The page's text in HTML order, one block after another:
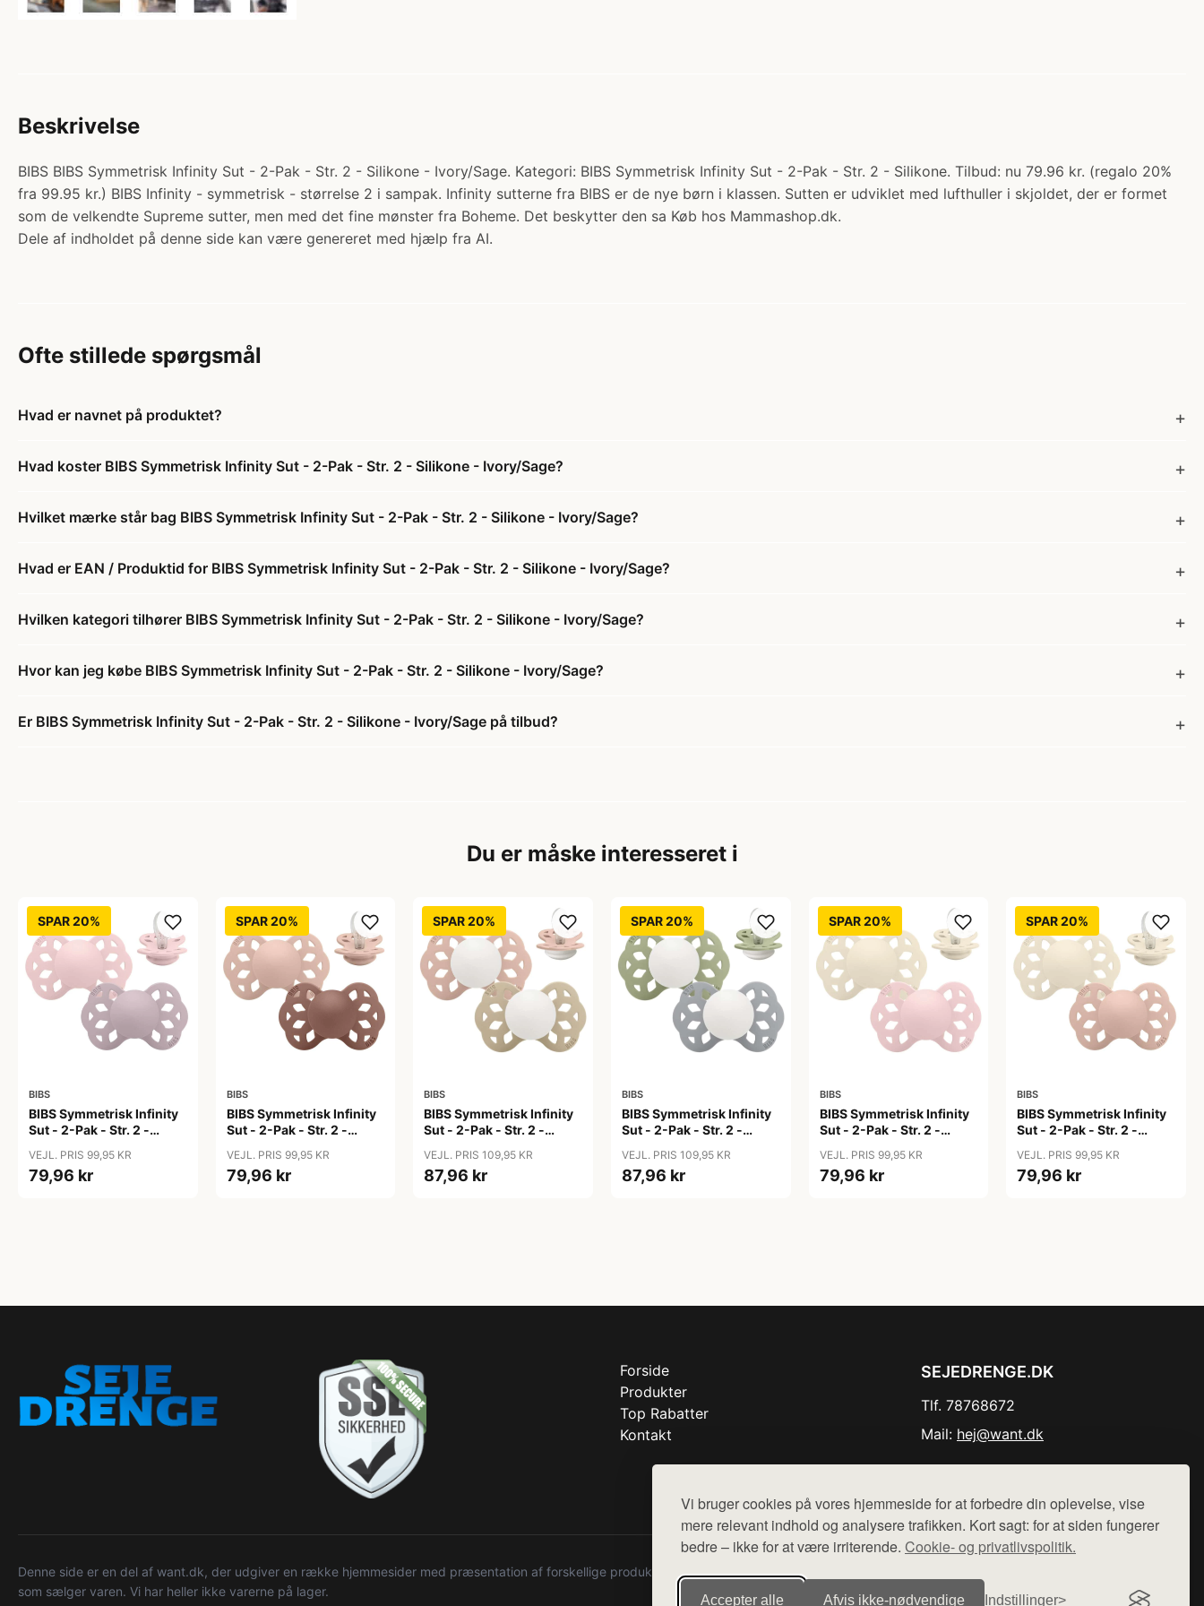
Vi bruger cookies på vores hjemmeside for at forbedre din oplevelse, vise
mere relevant indhold og analysere trafikken. Kort sagt: for at siden fungerer
bedre – ikke for at være irriterende. Cookie- og privatlivspolitik.
Accepter alle Afvis ikke‑nødvendige Indstillinger
Beskrivelse
BIBS BIBS Symmetrisk Infinity Sut - 2-Pak - Str. 2 - Silikone - Ivory/Sage. Kategori: BIBS Symmetrisk Infinity Sut - 2-Pak - Str. 2 - Silikone. Tilbud: nu 79.96 kr. (regalo 20%
fra 99.95 kr.) BIBS Infinity - symmetrisk - størrelse 2 i sampak. Infinity sutterne fra BIBS er de nye børn i klassen. Sutten er udviklet med lufthuller i skjoldet, der er formet
som de velkendte Supreme sutter, men med det fine mønster fra Boheme. Det beskytter den sa Køb hos Mammashop.dk.
Dele af indholdet på denne side kan være genereret med hjælp fra AI.
Ofte stillede spørgsmål
Hvad er navnet på produktet?
Hvad koster BIBS Symmetrisk Infinity Sut - 2-Pak - Str. 2 - Silikone - Ivory/Sage?
Hvilket mærke står bag BIBS Symmetrisk Infinity Sut - 2-Pak - Str. 2 - Silikone - Ivory/Sage?
Hvad er EAN / Produktid for BIBS Symmetrisk Infinity Sut - 2-Pak - Str. 2 - Silikone - Ivory/Sage?
Hvilken kategori tilhører BIBS Symmetrisk Infinity Sut - 2-Pak - Str. 2 - Silikone - Ivory/Sage?
Hvor kan jeg købe BIBS Symmetrisk Infinity Sut - 2-Pak - Str. 2 - Silikone - Ivory/Sage?
Er BIBS Symmetrisk Infinity Sut - 2-Pak - Str. 2 - Silikone - Ivory/Sage på tilbud?
Du er måske interesseret i
SPAR 20%
BIBS
BIBS Symmetrisk Infinity
Sut - 2-Pak - Str. 2 -
Lilac
VEJL. PRIS 99,95 KR
79,96 kr
SPAR 20%
BIBS
BIBS Symmetrisk Infinity
Sut - 2-Pak - Str. 2 -
Blush/Woodchuck
VEJL. PRIS 99,95 KR
79,96 kr
SPAR 20%
BIBS
BIBS Symmetrisk Infinity
Sut - 2-Pak - Str. 2 -
Blush/Vanilla
VEJL. PRIS 109,95 KR
87,96 kr
SPAR 20%
BIBS
BIBS Symmetrisk Infinity
Sut - 2-Pak - Str. 2 -
Sage/Cloud
VEJL. PRIS 109,95 KR
87,96 kr
SPAR 20%
BIBS
BIBS Symmetrisk Infinity
Sut - 2-Pak - Str. 2 -
VEJL. PRIS 99,95 KR
79,96 kr
SPAR 20%
BIBS
BIBS Symmetrisk Infinity
Sut - 2-Pak - Str. 2 -
VEJL. PRIS 99,95 KR
79,96 kr
Forside
Produkter
Top Rabatter
Kontakt
SEJEDRENGE.DK
Tlf. 78768672
Mail: hej@want.dk
Denne side er en del af want.dk, der udgiver en række hjemmesider med præsentation af forskellige produkter fra diverse webshops. Der sælges ikke varer fra denne side - vi henviser til de shops,
som sælger varen. Vi har heller ikke varerne på lager.